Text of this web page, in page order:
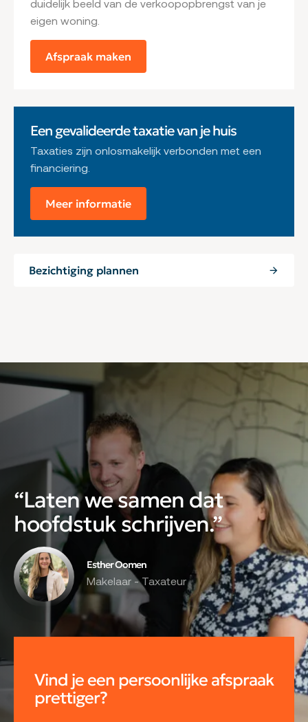
gelegen. Deze locatie maakt samen met o.a. de batterij
onder Brakel en de batterij onder Poederoijen deel uit
van de Nieuwe Hollandse Waterlinie. Er zijn voldoende
fiets- en wandelroutes richting het “Munnikenland”
Brakel kent een actief verenigingsleven, met o.a. Wieler
Tour Club Maas Waal, tennis- en padelvereniging De
Molenwiek, muziekvereniging O.B.K. en voetbalclub
BZC’14. De Ponymarkt in Brakel is al ruim een halve eeuw
een familiefeest in Brakel. Een gezellige braderie op de
laatste zaterdag van september met ruim 100 kramen,
In het dorp zijn 2 basisscholen en er is een ruime
Utrecht en ‘s-Hertogenbosch zijn ook eenvoudig
bereikbaar via een treinverbinding. Leerdam en
Gorinchem zijn met 10 autominuten te bereiken
gebruikmakend van het autoveer Brakel-Herwijnen.
duidelijk beeld van de verkoopopbrengst van je
eigen woning.
Afspraak maken
Een gevalideerde taxatie van je huis
Taxaties zijn onlosmakelijk verbonden met een
financiering.
Meer informatie
Bezichtiging plannen
“Laten we samen dat
hoofdstuk schrijven.”
Esther Oomen
Makelaar - Taxateur
Vind je een persoonlijke afspraak
prettiger?